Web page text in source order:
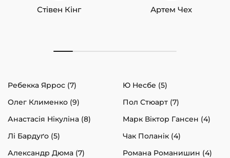
Стівен Кінг Артем Чех
Ребекка Яррос (7)
Ю Несбе (5)
Олег Клименко (9)
Пол Стюарт (7)
Анастасія Нікуліна (8)
Марк Віктор Гансен (4)
Лі Бардуґо (5)
Чак Поланік (4)
Александр Дюма (7)
Романа Романишин (4)